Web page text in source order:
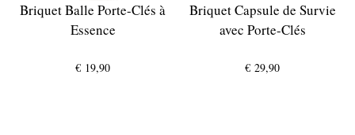
Briquet Balle Porte-Clés à
Essence
€ 19,90
Briquet Capsule de Survie
avec Porte-Clés
€ 29,90